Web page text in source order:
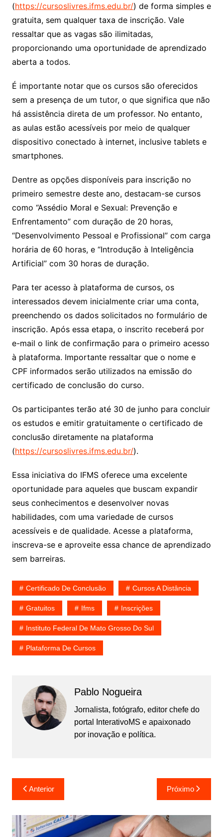
(https://cursoslivres.ifms.edu.br/) de forma simples e
gratuita, sem qualquer taxa de inscrição. Vale
ressaltar que as vagas são ilimitadas,
proporcionando uma oportunidade de aprendizado
aberta a todos.
É importante notar que os cursos são oferecidos
sem a presença de um tutor, o que significa que não
há assistência direta de um professor. No entanto,
as aulas estão acessíveis por meio de qualquer
dispositivo conectado à internet, inclusive tablets e
smartphones.
Dentre as opções disponíveis para inscrição no
primeiro semestre deste ano, destacam-se cursos
como “Assédio Moral e Sexual: Prevenção e
Enfrentamento” com duração de 20 horas,
“Desenvolvimento Pessoal e Profissional” com carga
horária de 60 horas, e “Introdução à Inteligência
Artificial” com 30 horas de duração.
Para ter acesso à plataforma de cursos, os
interessados devem inicialmente criar uma conta,
preenchendo os dados solicitados no formulário de
inscrição. Após essa etapa, o inscrito receberá por
e-mail o link de confirmação para o primeiro acesso
à plataforma. Importante ressaltar que o nome e
CPF informados serão utilizados na emissão do
certificado de conclusão do curso.
Os participantes terão até 30 de junho para concluir
os estudos e emitir gratuitamente o certificado de
conclusão diretamente na plataforma
(https://cursoslivres.ifms.edu.br/).
Essa iniciativa do IFMS oferece uma excelente
oportunidade para aqueles que buscam expandir
seus conhecimentos e desenvolver novas
habilidades, com uma variedade de cursos
acessíveis e de qualidade. Acesse a plataforma,
inscreva-se e aproveite essa chance de aprendizado
sem barreiras.
Certificado De Conclusão Cursos A Distância
Gratuitos Ifms Inscrições
Instituto Federal De Mato Grosso Do Sul
Plataforma De Cursos
Pablo Nogueira
Jornalista, fotógrafo, editor chefe do
portal InterativoMS e apaixonado
por inovação e política.
Navegação
de
Post
Anterior Próximo